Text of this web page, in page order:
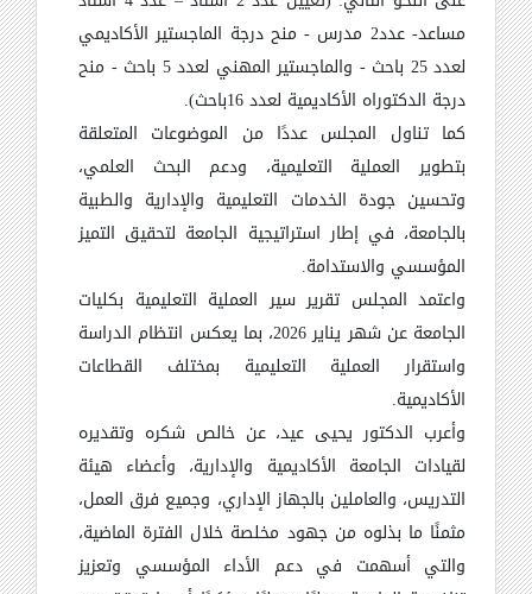
مساعد- عدد2 مدرس - منح درجة الماجستير الأكاديمي
لعدد 25 باحث - والماجستير المهني لعدد 5 باحث - منح
درجة الدكتوراه الأكاديمية لعدد 16باحث).
كما تناول المجلس عددًا من الموضوعات المتعلقة
بتطوير العملية التعليمية، ودعم البحث العلمي،
وتحسين جودة الخدمات التعليمية والإدارية والطبية
بالجامعة، في إطار استراتيجية الجامعة لتحقيق التميز
المؤسسي والاستدامة.
واعتمد المجلس تقرير سير العملية التعليمية بكليات
الجامعة عن شهر يناير 2026، بما يعكس انتظام الدراسة
واستقرار العملية التعليمية بمختلف القطاعات
الأكاديمية.
وأعرب الدكتور يحيى عيد، عن خالص شكره وتقديره
لقيادات الجامعة الأكاديمية والإدارية، وأعضاء هيئة
التدريس، والعاملين بالجهاز الإداري، وجميع فرق العمل،
مثمنًا ما بذلوه من جهود مخلصة خلال الفترة الماضية،
والتي أسهمت في دعم الأداء المؤسسي وتعزيز